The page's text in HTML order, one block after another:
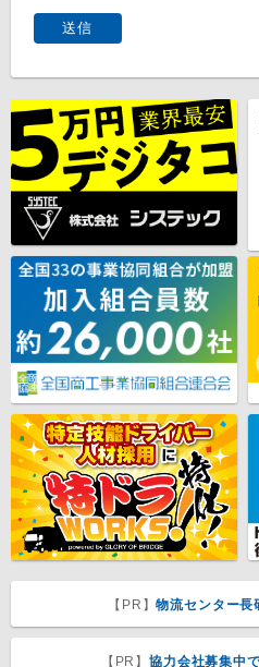
【PR】物流センター
【PR】協力会社募集中